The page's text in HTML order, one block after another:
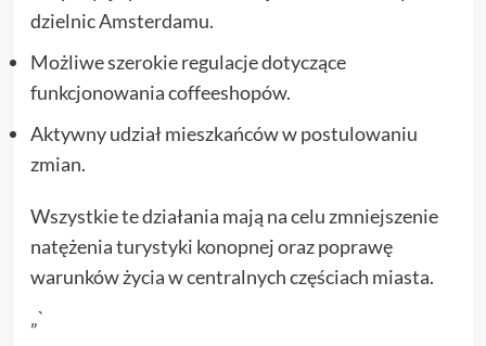
dzielnic Amsterdamu.
Możliwe szerokie regulacje dotyczące
funkcjonowania coffeeshopów.
Aktywny udział mieszkańców w postulowaniu
zmian.
Wszystkie te działania mają na celu zmniejszenie
natężenia turystyki konopnej oraz poprawę
warunków życia w centralnych częściach miasta.
„`